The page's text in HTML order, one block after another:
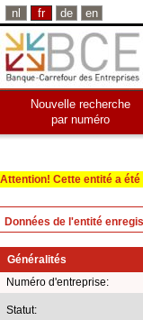
nl fr de en
Nouvelle recherche
par numéro
Attention! Cette entité a
Données de l'entité
Généralités
Numéro d'entreprise:
Statut: